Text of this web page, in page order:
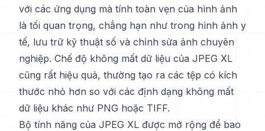
với các ứng dụng mà tính toàn vẹn của hình ảnh
là tối quan trọng, chẳng hạn như trong hình ảnh y
tế, lưu trữ kỹ thuật số và chỉnh sửa ảnh chuyên
nghiệp. Chế độ không mất dữ liệu của JPEG XL
cũng rất hiệu quả, thường tạo ra các tệp có kích
thước nhỏ hơn so với các định dạng không mất
dữ liệu khác như PNG hoặc TIFF.
Bộ tính năng của JPEG XL được mở rộng để bao